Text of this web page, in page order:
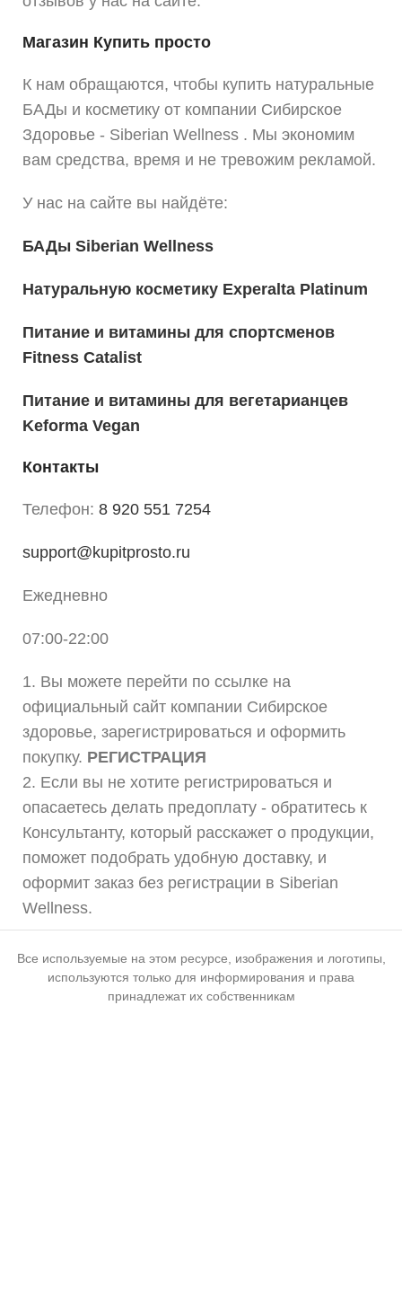
Магазин Купить просто
К нам обращаются, чтобы купить натуральные
БАДы и косметику от компании Сибирское
Здоровье - Siberian Wellness . Мы экономим
вам средства, время и не тревожим рекламой.
У нас на сайте вы найдёте:
БАДы Siberian Wellness
Натуральную косметику Experalta Platinum
Питание и витамины для спортсменов
Fitness Catalist
Питание и витамины для вегетарианцев
Keforma Vegan
Контакты
Телефон: 8 920 551 7254
support@kupitprosto.ru
Ежедневно
07:00-22:00
1. Вы можете перейти по ссылке на
официальный сайт компании Сибирское
здоровье, зарегистрироваться и оформить
покупку. РЕГИСТРАЦИЯ
2. Если вы не хотите регистрироваться и
опасаетесь делать предоплату - обратитесь к
Консультанту, который расскажет о продукции,
поможет подобрать удобную доставку, и
оформит заказ без регистрации в Siberian
Wellness.
Все используемые на этом ресурсе, изображения и логотипы,
используются только для информирования и права
принадлежат их собственникам